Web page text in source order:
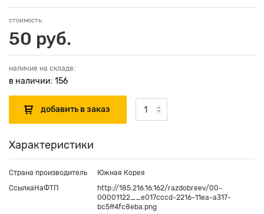
стоимость:
50 руб.
наличие на складе:
в наличии: 156
Характеристики
Страна производитель
Южная Корея
СсылкаНаФТП
http://185.216.16.162/razdobreev/00-
00001122__e017cccd-2216-11ea-a317-
bc5ff4fc8eba.png